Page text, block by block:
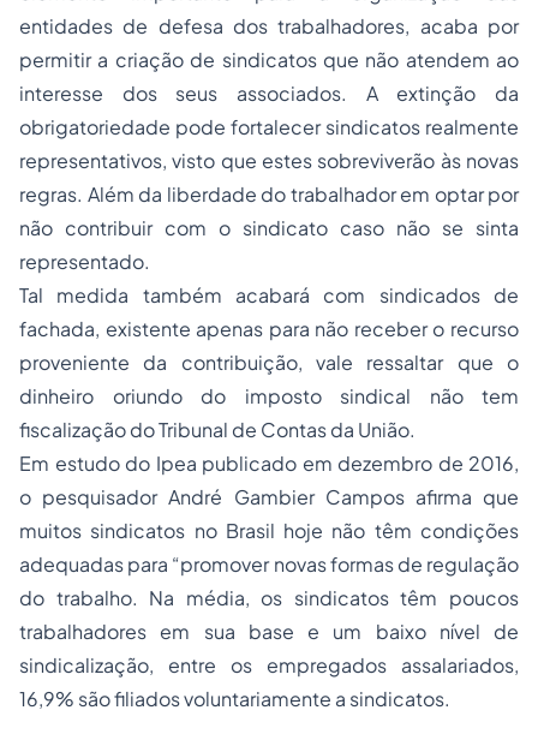
entidades de defesa dos trabalhadores, acaba por
permitir a criação de sindicatos que não atendem ao
interesse dos seus associados. A extinção da
obrigatoriedade pode fortalecer sindicatos realmente
representativos, visto que estes sobreviverão às novas
regras. Além da liberdade do trabalhador em optar por
não contribuir com o sindicato caso não se sinta
representado.
Tal medida também acabará com sindicados de
fachada, existente apenas para não receber o recurso
proveniente da contribuição, vale ressaltar que o
dinheiro oriundo do imposto sindical não tem
fiscalização do Tribunal de Contas da União.
Em estudo do Ipea publicado em dezembro de 2016,
o pesquisador André Gambier Campos afirma que
muitos sindicatos no Brasil hoje não têm condições
adequadas para “promover novas formas de regulação
do trabalho. Na média, os sindicatos têm poucos
trabalhadores em sua base e um baixo nível de
sindicalização, entre os empregados assalariados,
16,9% são filiados voluntariamente a sindicatos.